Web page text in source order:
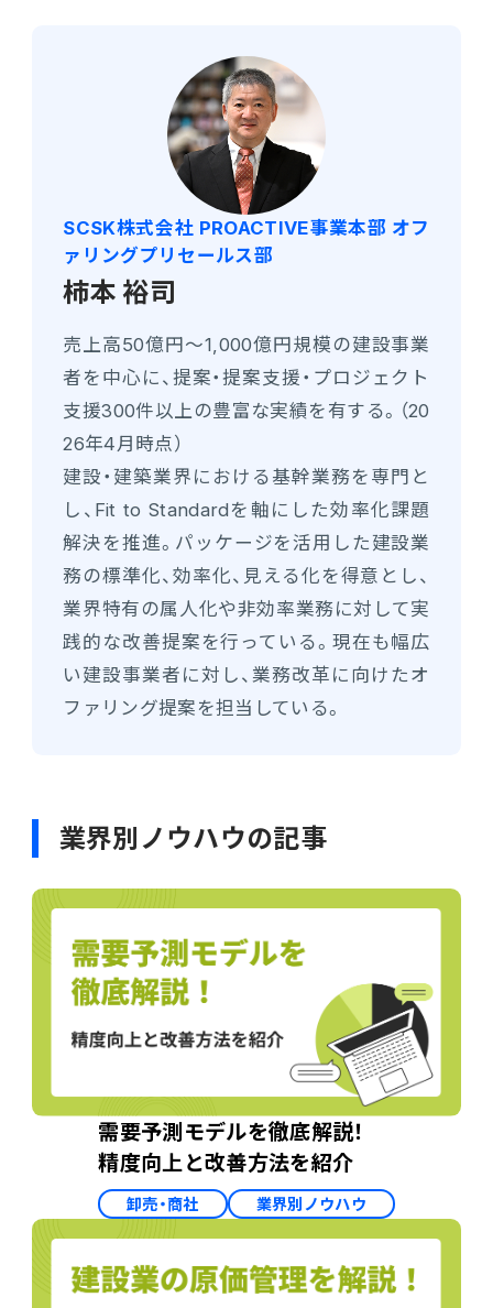
SCSK株式会社 PROACTIVE事業本部 オフ
ァリングプリセールス部
柿本 裕司
売上高50億円～1,000億円規模の建設事業
者を中心に、提案・提案支援・プロジェクト
支援300件以上の豊富な実績を有する。（20
26年4月時点）
建設・建築業界における基幹業務を専門と
し、Fit to Standardを軸にした効率化課題
解決を推進。パッケージを活用した建設業
務の標準化、効率化、見える化を得意とし、
業界特有の属人化や非効率業務に対して実
践的な改善提案を行っている。現在も幅広
い建設事業者に対し、業務改革に向けたオ
ファリング提案を担当している。
業界別ノウハウの記事
需要予測モデルを徹底解説！
精度向上と改善方法を紹介
卸売・商社 業界別ノウハウ